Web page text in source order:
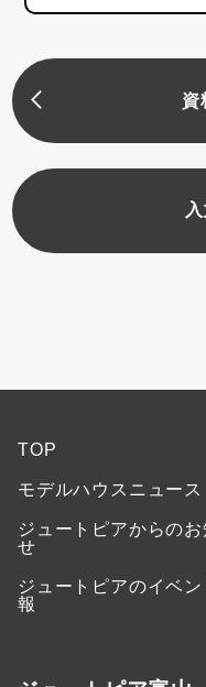
資
TOP
モデルハウスニュース
ジュートピアからのお
せ
ジュートピアのイベ
報